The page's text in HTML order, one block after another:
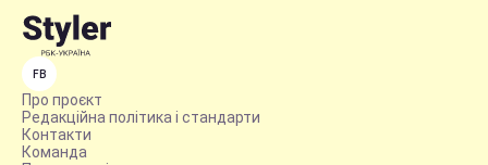
FB
Про проєкт
Редакційна політика і стандарти
Контакти
Команда